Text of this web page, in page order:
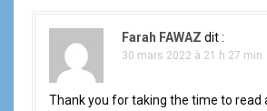
Farah FAWAZ dit :
30 mars 2022 à 21 h 27 min
Thank you for taking the time to read